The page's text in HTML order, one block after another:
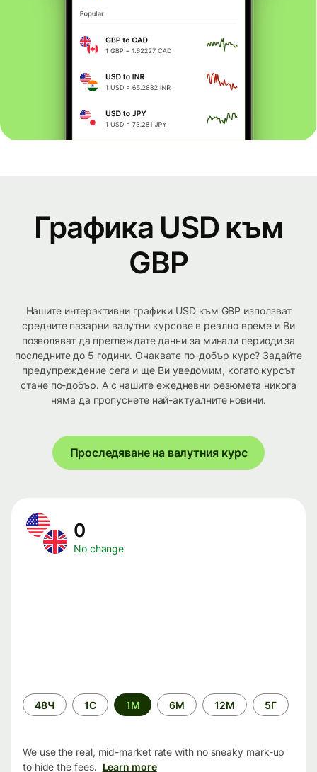
Графика USD към
GBP
Нашите интерактивни графики USD към GBP използват
средните пазарни валутни курсове в реално време и Ви
позволяват да преглеждате данни за минали периоди за
последните до 5 години. Очаквате по-добър курс? Задайте
предупреждение сега и ще Ви уведомим, когато курсът
стане по-добър. А с нашите ежедневни резюмета никога
няма да пропуснете най-актуалните новини.
Проследяване на валутния курс
0
No change
Time
period
48Ч 1С 1М 6М 12М 5Г
We use the real, mid-market rate with no sneaky mark-up
to hide the fees. Learn more